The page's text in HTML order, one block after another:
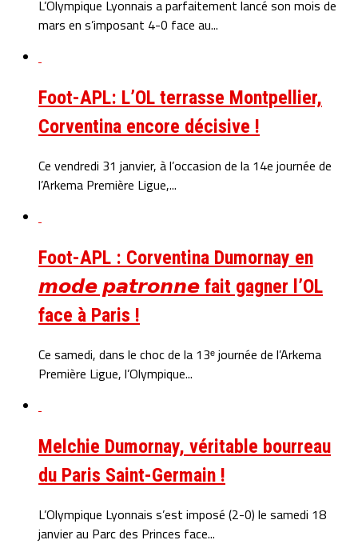
L’Olympique Lyonnais a parfaitement lancé son mois de
mars en s’imposant 4-0 face au...
Foot-APL: L’OL terrasse Montpellier,
Corventina encore décisive !
Ce vendredi 31 janvier, à l’occasion de la 14e journée de
l’Arkema Première Ligue,...
Foot-APL : Corventina Dumornay en
𝙢𝙤𝙙𝙚 𝙥𝙖𝙩𝙧𝙤𝙣𝙣𝙚 fait gagner l’OL
face à Paris !
Ce samedi, dans le choc de la 13ᵉ journée de l’Arkema
Première Ligue, l’Olympique...
Melchie Dumornay, véritable bourreau
du Paris Saint-Germain !
L’Olympique Lyonnais s’est imposé (2-0) le samedi 18
janvier au Parc des Princes face...